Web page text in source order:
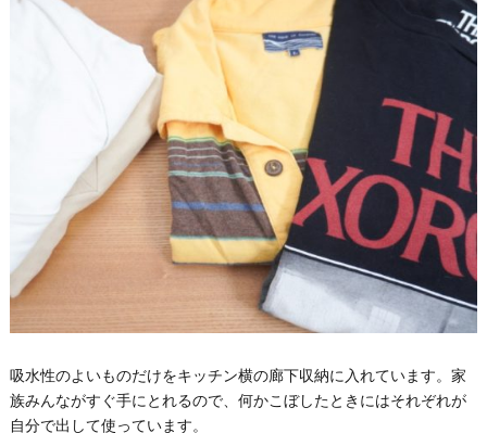
吸水性のよいものだけをキッチン横の廊下収納に入れています。家
族みんながすぐ手にとれるので、何かこぼしたときにはそれぞれが
自分で出して使っています。